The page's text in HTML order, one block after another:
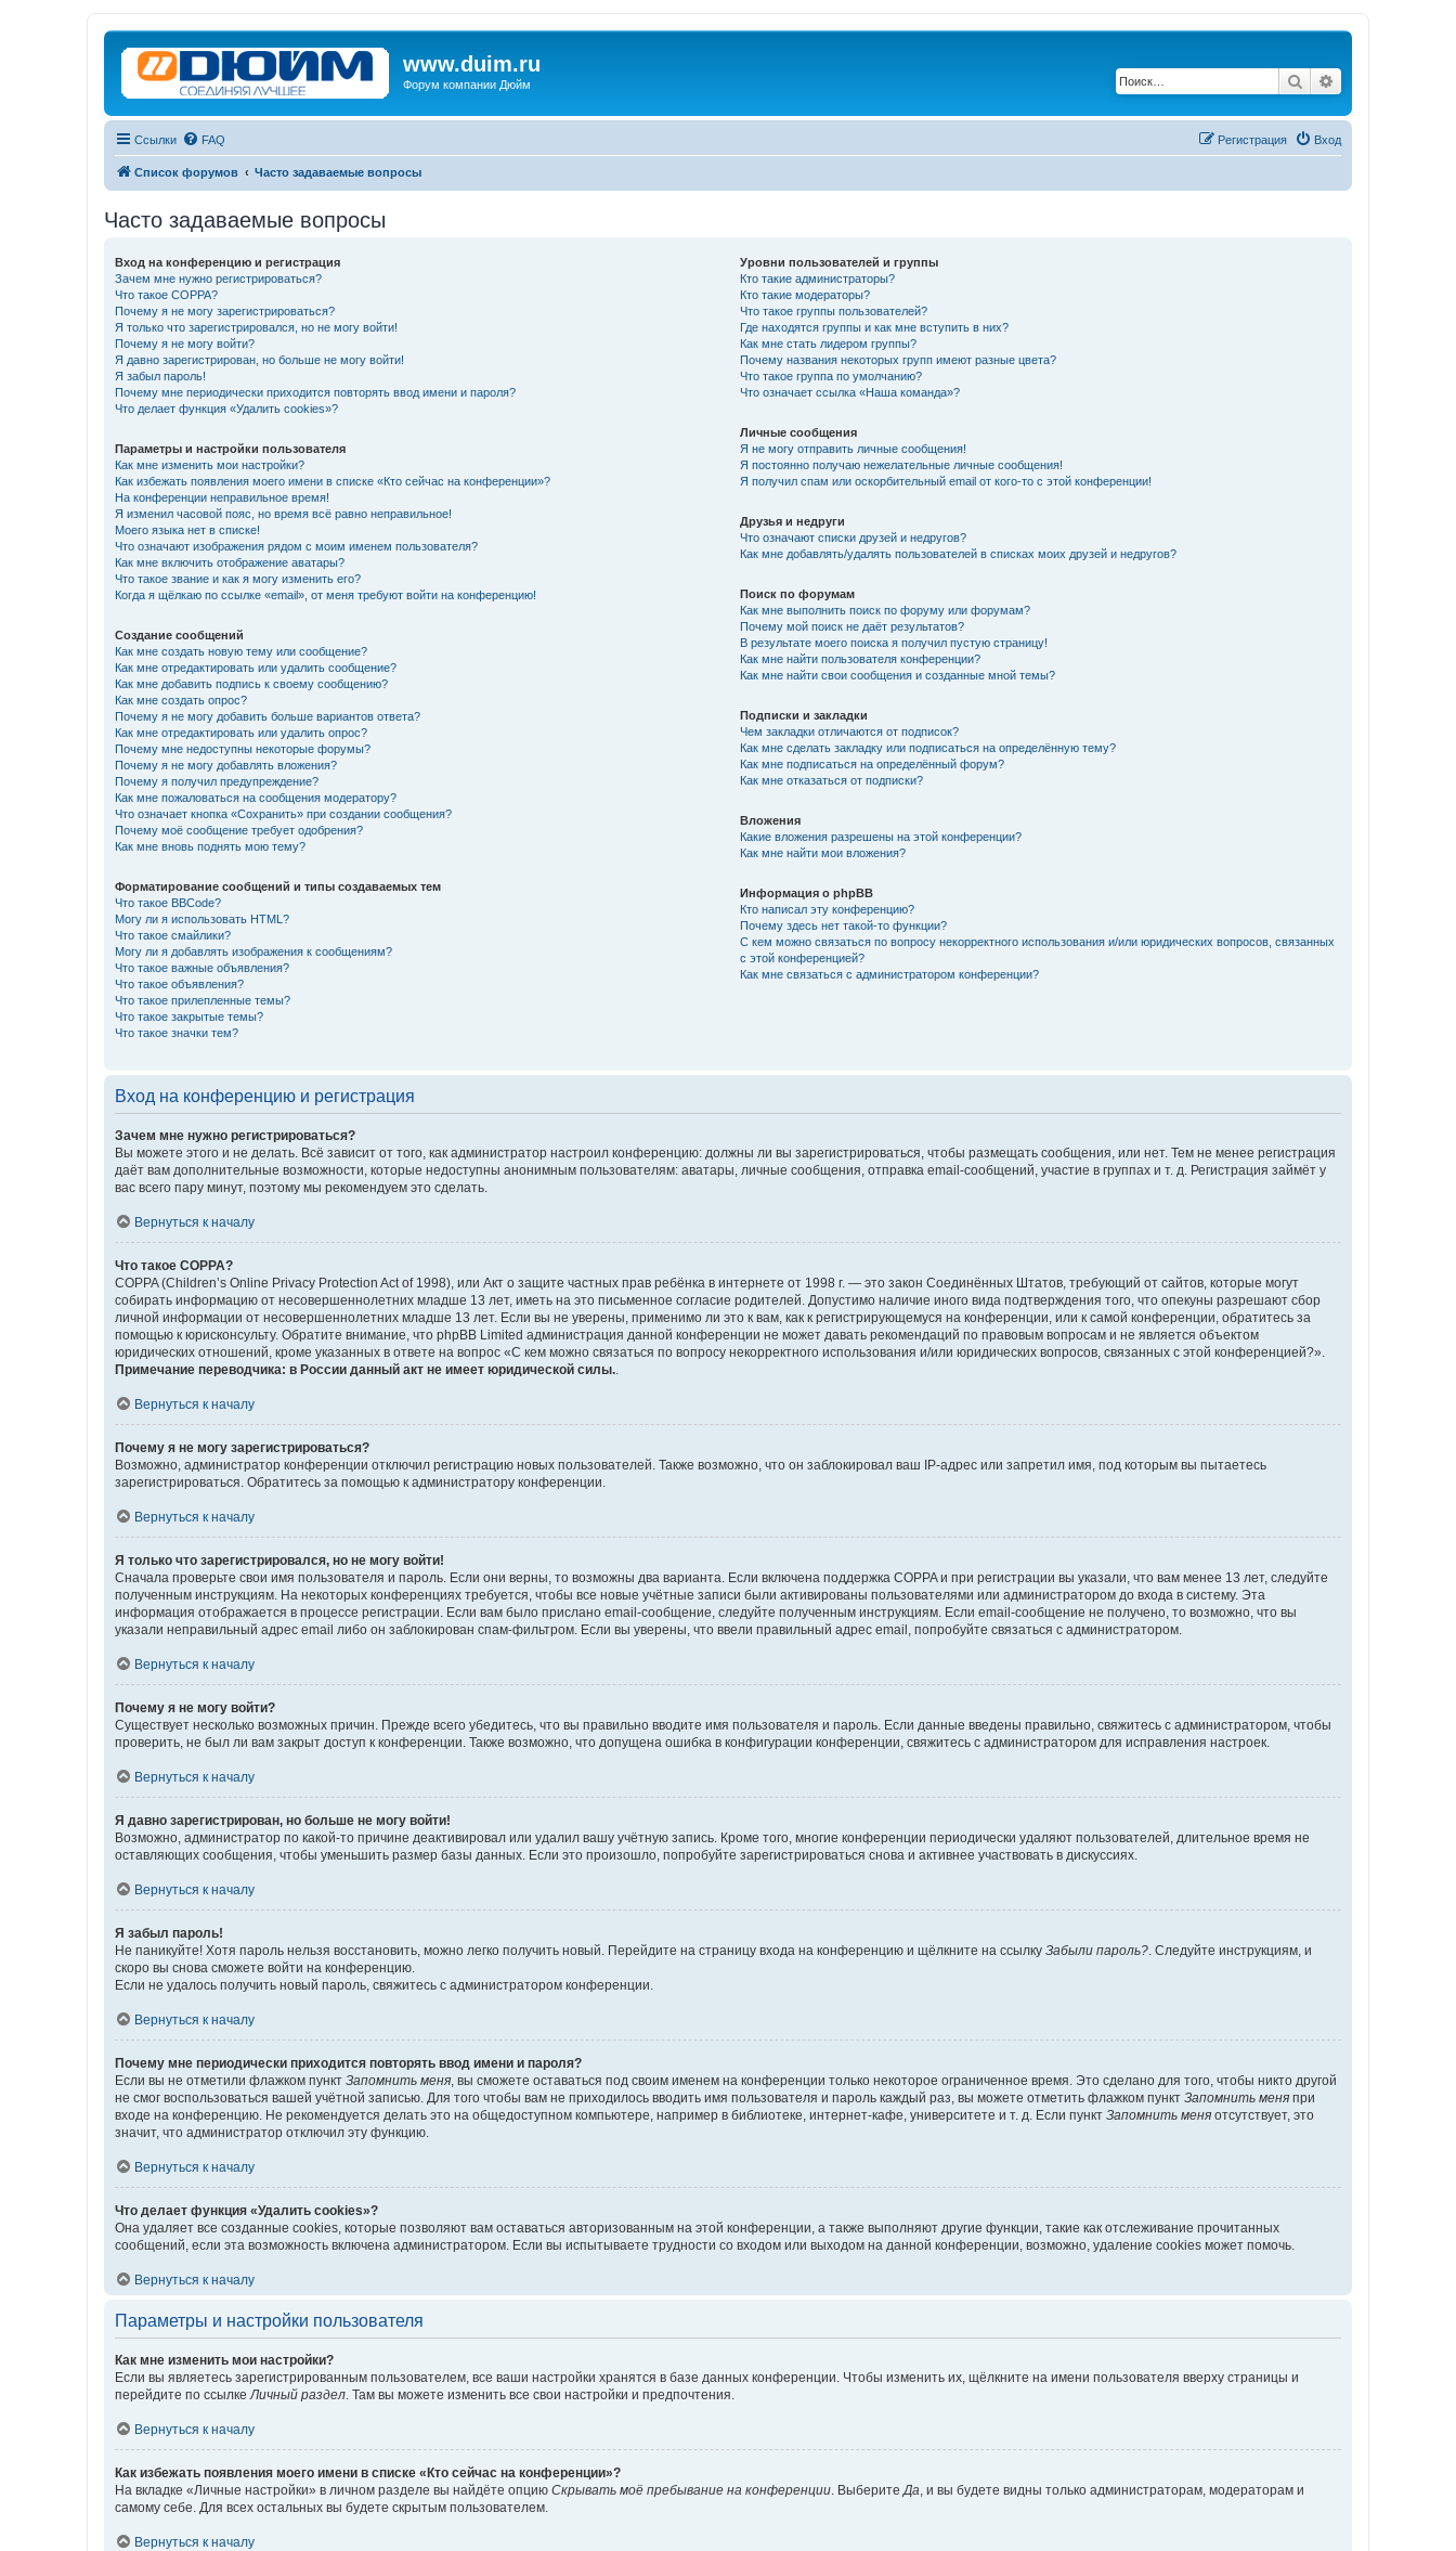
www.duim.ru
Форум компании Дюйм Поиск
Ссылки FAQ Вход
Регистрация
Список форумов Часто задаваемые вопросы
Часто задаваемые вопросы
Вход на конференцию и регистрация
Зачем мне нужно регистрироваться?
Что такое COPPA?
Почему я не могу зарегистрироваться?
Я только что зарегистрировался, но не могу войти!
Почему я не могу войти?
Я давно зарегистрирован, но больше не могу войти!
Я забыл пароль!
Почему мне периодически приходится повторять ввод имени и пароля?
Что делает функция «Удалить cookies»?
Параметры и настройки пользователя
Как мне изменить мои настройки?
Как избежать появления моего имени в списке «Кто сейчас на конференции»?
На конференции неправильное время!
Я изменил часовой пояс, но время всё равно неправильное!
Моего языка нет в списке!
Что означают изображения рядом с моим именем пользователя?
Как мне включить отображение аватары?
Что такое звание и как я могу изменить его?
Когда я щёлкаю по ссылке «email», от меня требуют войти на конференцию!
Создание сообщений
Как мне создать новую тему или сообщение?
Как мне отредактировать или удалить сообщение?
Как мне добавить подпись к своему сообщению?
Как мне создать опрос?
Почему я не могу добавить больше вариантов ответа?
Как мне отредактировать или удалить опрос?
Почему мне недоступны некоторые форумы?
Почему я не могу добавлять вложения?
Почему я получил предупреждение?
Как мне пожаловаться на сообщения модератору?
Что означает кнопка «Сохранить» при создании сообщения?
Почему моё сообщение требует одобрения?
Как мне вновь поднять мою тему?
Форматирование сообщений и типы создаваемых тем
Что такое BBCode?
Могу ли я использовать HTML?
Что такое смайлики?
Могу ли я добавлять изображения к сообщениям?
Что такое важные объявления?
Что такое объявления?
Что такое прилепленные темы?
Что такое закрытые темы?
Что такое значки тем?
Уровни пользователей и группы
Кто такие администраторы?
Кто такие модераторы?
Что такое группы пользователей?
Где находятся группы и как мне вступить в них?
Как мне стать лидером группы?
Почему названия некоторых групп имеют разные цвета?
Что такое группа по умолчанию?
Что означает ссылка «Наша команда»?
Личные сообщения
Я не могу отправить личные сообщения!
Я постоянно получаю нежелательные личные сообщения!
Я получил спам или оскорбительный email от кого-то с этой конференции!
Друзья и недруги
Что означают списки друзей и недругов?
Как мне добавлять/удалять пользователей в списках моих друзей и недругов?
Поиск по форумам
Как мне выполнить поиск по форуму или форумам?
Почему мой поиск не даёт результатов?
В результате моего поиска я получил пустую страницу!
Как мне найти пользователя конференции?
Как мне найти свои сообщения и созданные мной темы?
Подписки и закладки
Чем закладки отличаются от подписок?
Как мне сделать закладку или подписаться на определённую тему?
Как мне подписаться на определённый форум?
Как мне отказаться от подписки?
Вложения
Какие вложения разрешены на этой конференции?
Как мне найти мои вложения?
Информация о phpBB
Кто написал эту конференцию?
Почему здесь нет такой-то функции?
С кем можно связаться по вопросу некорректного использования и/или юридических вопросов, связанных
с этой конференцией?
Как мне связаться с администратором конференции?
Вход на конференцию и регистрация
Зачем мне нужно регистрироваться?
Вы можете этого и не делать. Всё зависит от того, как администратор настроил конференцию: должны ли вы зарегистрироваться, чтобы размещать сообщения, или нет. Тем не менее регистрация
даёт вам дополнительные возможности, которые недоступны анонимным пользователям: аватары, личные сообщения, отправка email-сообщений, участие в группах и т. д. Регистрация займёт у
вас всего пару минут, поэтому мы рекомендуем это сделать.
Вернуться к началу
Что такое COPPA?
COPPA (Children’s Online Privacy Protection Act of 1998), или Акт о защите частных прав ребёнка в интернете от 1998 г. — это закон Соединённых Штатов, требующий от сайтов, которые могут
собирать информацию от несовершеннолетних младше 13 лет, иметь на это письменное согласие родителей. Допустимо наличие иного вида подтверждения того, что опекуны разрешают сбор
личной информации от несовершеннолетних младше 13 лет. Если вы не уверены, применимо ли это к вам, как к регистрирующемуся на конференции, или к самой конференции, обратитесь за
помощью к юрисконсульту. Обратите внимание, что phpBB Limited администрация данной конференции не может давать рекомендаций по правовым вопросам и не является объектом
юридических отношений, кроме указанных в ответе на вопрос «С кем можно связаться по вопросу некорректного использования и/или юридических вопросов, связанных с этой конференцией?».
Примечание переводчика: в России данный акт не имеет юридической силы.
Вернуться к началу
Почему я не могу зарегистрироваться?
Возможно, администратор конференции отключил регистрацию новых пользователей. Также возможно, что он заблокировал ваш IP-адрес или запретил имя, под которым вы пытаетесь
зарегистрироваться. Обратитесь за помощью к администратору конференции.
Вернуться к началу
Я только что зарегистрировался, но не могу войти!
Сначала проверьте свои имя пользователя и пароль. Если они верны, то возможны два варианта. Если включена поддержка COPPA и при регистрации вы указали, что вам менее 13 лет, следуйте
полученным инструкциям. На некоторых конференциях требуется, чтобы все новые учётные записи были активированы пользователями или администратором до входа в систему. Эта
информация отображается в процессе регистрации. Если вам было прислано email-сообщение, следуйте полученным инструкциям. Если email-сообщение не получено, то возможно, что вы
указали неправильный адрес email либо он заблокирован спам-фильтром. Если вы уверены, что ввели правильный адрес email, попробуйте связаться с администратором.
Вернуться к началу
Почему я не могу войти?
Существует несколько возможных причин. Прежде всего убедитесь, что вы правильно вводите имя пользователя и пароль. Если данные введены правильно, свяжитесь с администратором, чтобы
проверить, не был ли вам закрыт доступ к конференции. Также возможно, что допущена ошибка в конфигурации конференции, свяжитесь с администратором для исправления настроек.
Вернуться к началу
Я давно зарегистрирован, но больше не могу войти!
Возможно, администратор по какой-то причине деактивировал или удалил вашу учётную запись. Кроме того, многие конференции периодически удаляют пользователей, длительное время не
оставляющих сообщения, чтобы уменьшить размер базы данных. Если это произошло, попробуйте зарегистрироваться снова и активнее участвовать в дискуссиях.
Вернуться к началу
Я забыл пароль!
Не паникуйте! Хотя пароль нельзя восстановить, можно легко получить новый. Перейдите на страницу входа на конференцию и щёлкните на ссылку Забыли пароль? . Следуйте инструкциям, и
скоро вы снова сможете войти на конференцию.
Если не удалось получить новый пароль, свяжитесь с администратором конференции.
Вернуться к началу
Почему мне периодически приходится повторять ввод имени и пароля?
Если вы не отметили флажком пункт Запомнить меня , вы сможете оставаться под своим именем на конференции только некоторое ограниченное время. Это сделано для того, чтобы никто другой
не смог воспользоваться вашей учётной записью. Для того чтобы вам не приходилось вводить имя пользователя и пароль каждый раз, вы можете отметить флажком пункт Запомнить меня при
входе на конференцию. Не рекомендуется делать это на общедоступном компьютере, например в библиотеке, интернет-кафе, университете и т. д. Если пункт Запомнить меня отсутствует, это
значит, что администратор отключил эту функцию.
Вернуться к началу
Что делает функция «Удалить cookies»?
Она удаляет все созданные cookies, которые позволяют вам оставаться авторизованным на этой конференции, а также выполняют другие функции, такие как отслеживание прочитанных
сообщений, если эта возможность включена администратором. Если вы испытываете трудности со входом или выходом на данной конференции, возможно, удаление cookies может помочь.
Вернуться к началу
Параметры и настройки пользователя
Как мне изменить мои настройки?
Если вы являетесь зарегистрированным пользователем, все ваши настройки хранятся в базе данных конференции. Чтобы изменить их, щёлкните на имени пользователя вверху страницы и
перейдите по ссылке Личный раздел . Там вы можете изменить все свои настройки и предпочтения.
Вернуться к началу
Как избежать появления моего имени в списке «Кто сейчас на конференции»?
На вкладке «Личные настройки» в личном разделе вы найдёте опцию Скрывать моё пребывание на конференции . Выберите Да , и вы будете видны только администраторам, модераторам и
самому себе. Для всех остальных вы будете скрытым пользователем.
Вернуться к началу